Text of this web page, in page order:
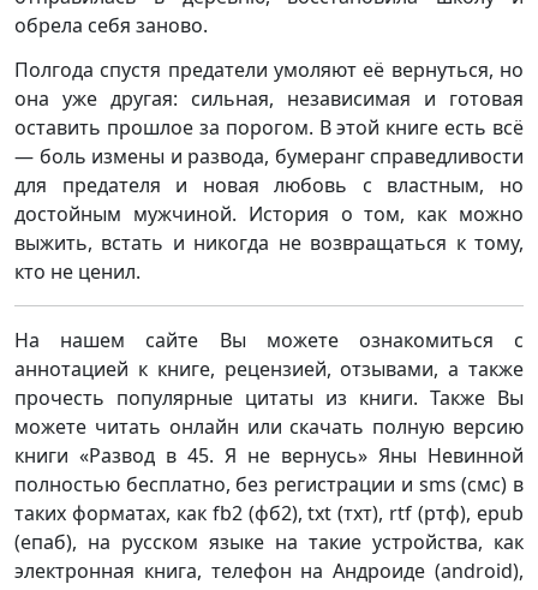
обрела себя заново.
Полгода спустя предатели умоляют её вернуться, но
она уже другая: сильная, независимая и готовая
оставить прошлое за порогом. В этой книге есть всё
— боль измены и развода, бумеранг справедливости
для предателя и новая любовь с властным, но
достойным мужчиной. История о том, как можно
выжить, встать и никогда не возвращаться к тому,
кто не ценил.
На нашем сайте Вы можете ознакомиться с
аннотацией к книге, рецензией, отзывами, а также
прочесть популярные цитаты из книги. Также Вы
можете читать онлайн или скачать полную версию
книги «Развод в 45. Я не вернусь» Яны Невинной
полностью бесплатно, без регистрации и sms (смс) в
таких форматах, как fb2 (фб2), txt (тхт), rtf (ртф), epub
(епаб), на русском языке на такие устройства, как
электронная книга, телефон на Андроиде (android),